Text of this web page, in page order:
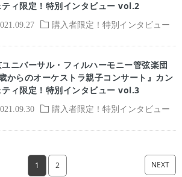
購入者限定！特別インタビュー
ティ限定！特別インタビュー vol.2
購入者限定！特別インタビュー
ニバーサル・フィルハーモニー管弦楽団
歳からのオーケストラ親子コンサート』カン
ティ限定！特別インタビュー vol.3
1 2 NEXT